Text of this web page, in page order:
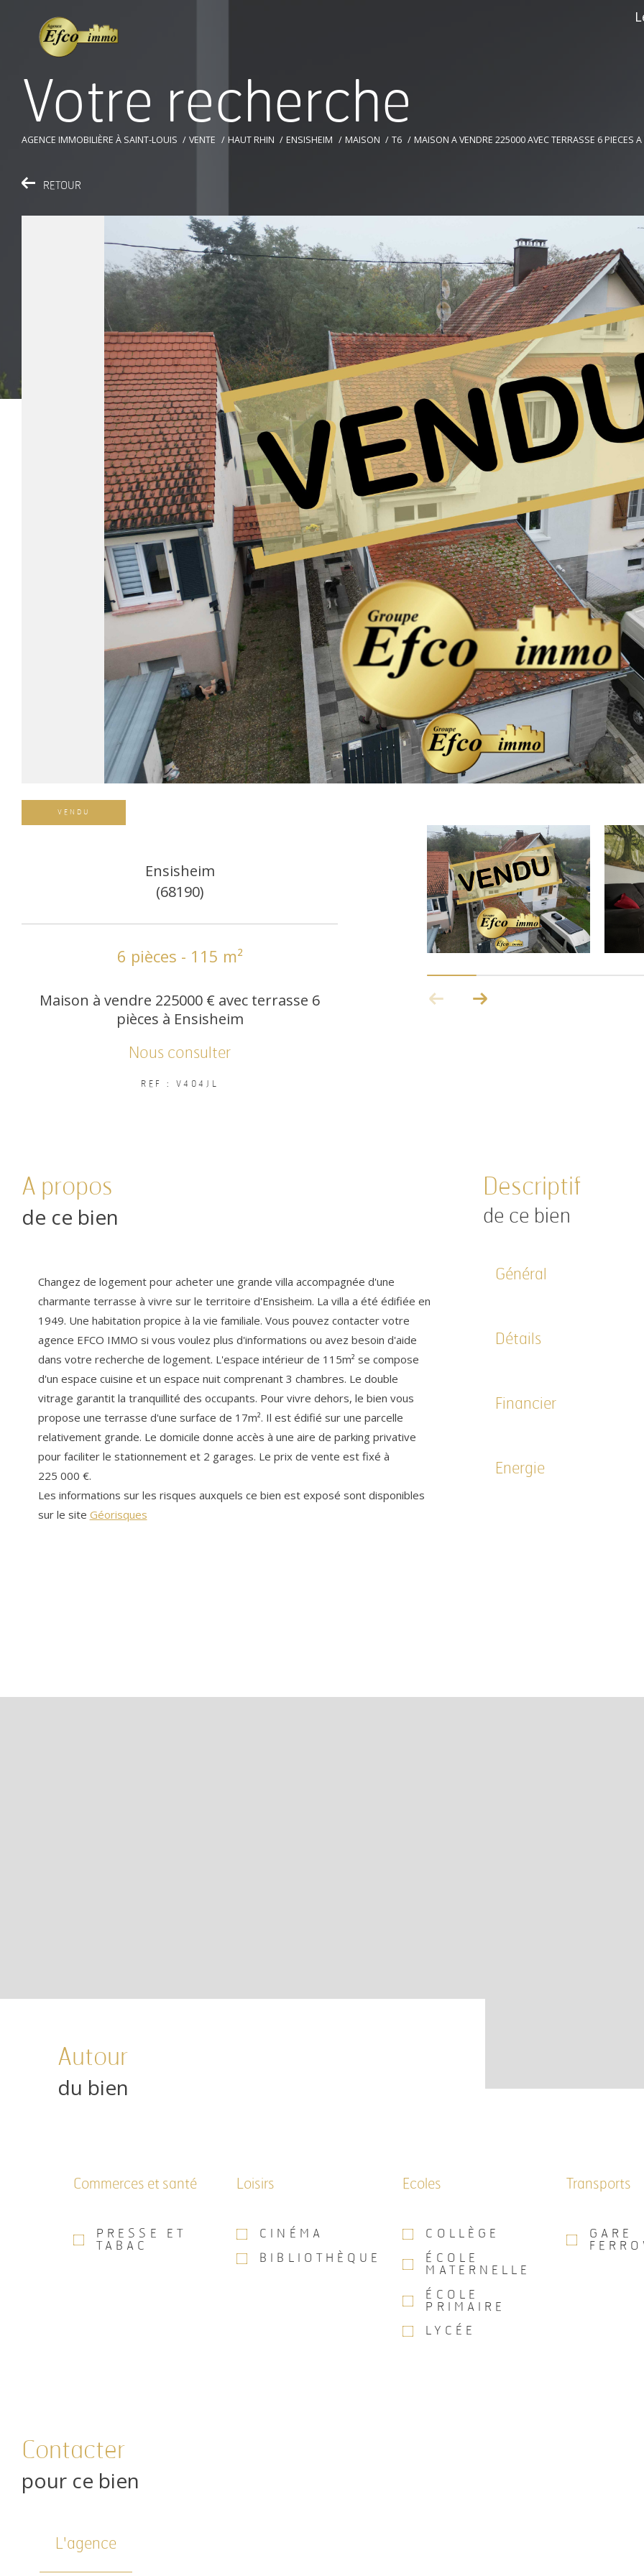
Votre recherche
AGENCE IMMOBILIÈRE À SAINT-LOUIS VENTE HAUT RHIN ENSISHEIM MAISON T6 MAISON A VENDRE 225000 AVEC TERRASSE 6 PIECES
RETOUR
VENDU
Ensisheim
(68190)
6 pièces - 115 m²
Maison à vendre 225000 € avec terrasse 6
pièces à Ensisheim
Nous consulter
REF : V404JL
a propos
de ce bien
Changez de logement pour acheter une grande villa accompagnée d'une
charmante terrasse à vivre sur le territoire d'Ensisheim. La villa a été édifiée en
1949. Une habitation propice à la vie familiale. Vous pouvez contacter votre
agence EFCO IMMO si vous voulez plus d'informations ou avez besoin d'aide
dans votre recherche de logement. L'espace intérieur de 115m² se compose
d'un espace cuisine et un espace nuit comprenant 3 chambres. Le double
vitrage garantit la tranquillité des occupants. Pour vivre dehors, le bien vous
propose une terrasse d'une surface de 17m². Il est édifié sur une parcelle
relativement grande. Le domicile donne accès à une aire de parking privative
pour faciliter le stationnement et 2 garages. Le prix de vente est fixé à
225 000 €.
Les informations sur les risques auxquels ce bien est exposé sont disponibles
sur le site Géorisques
descriptif
de ce bien
Général
Détails
Financier
Energie
Autour
du bien
Commerces et santé
PRESSE ET
TABAC
Loisirs
CINÉMA
BIBLIOTHÈQUE
Ecoles
COLLÈGE
ÉCOLE
MATERNELLE
ÉCOLE
PRIMAIRE
LYCÉE
Transports
GARE
Contacter
pour ce bien
L'agence